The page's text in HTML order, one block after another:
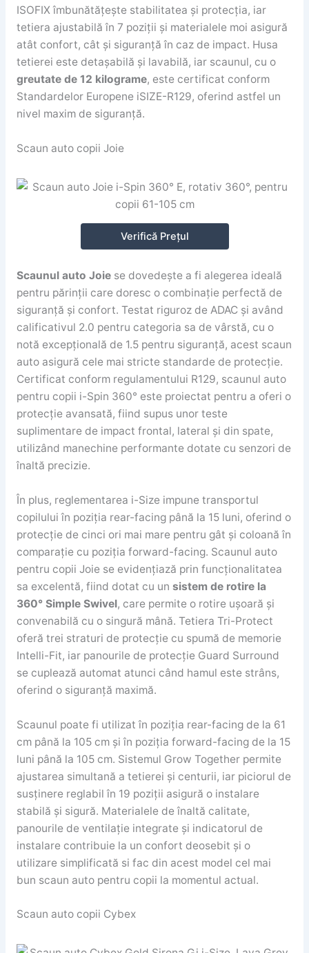
ISOFIX îmbunătățește stabilitatea și protecția, iar
tetiera ajustabilă în 7 poziții și materialele moi asigură
atât confort, cât și siguranță în caz de impact. Husa
tetierei este detașabilă și lavabilă, iar scaunul, cu o
greutate de 12 kilograme, este certificat conform
Standardelor Europene iSIZE-R129, oferind astfel un
nivel maxim de siguranță.
Scaun auto copii Joie
Verifică Prețul
Scaunul auto Joiese dovedește a fi alegerea ideală
pentru părinții care doresc o combinație perfectă de
siguranță și confort. Testat riguroz de ADAC și având
calificativul 2.0 pentru categoria sa de vârstă, cu o
notă excepțională de 1.5 pentru siguranță, acest scaun
auto asigură cele mai stricte standarde de protecție.
Certificat conform regulamentului R129, scaunul auto
pentru copii i-Spin 360° este proiectat pentru a oferi o
protecție avansată, fiind supus unor teste
suplimentare de impact frontal, lateral și din spate,
utilizând manechine performante dotate cu senzori de
înaltă precizie.
În plus, reglementarea i-Size impune transportul
copilului în poziția rear-facing până la 15 luni, oferind o
protecție de cinci ori mai mare pentru gât și coloană în
comparație cu poziția forward-facing. Scaunul auto
pentru copii Joie se evidențiază prin funcționalitatea
sa excelentă, fiind dotat cu un sistem de rotire la
360° Simple Swivel, care permite o rotire ușoară și
convenabilă cu o singură mână. Tetiera Tri-Protect
oferă trei straturi de protecție cu spumă de memorie
Intelli-Fit, iar panourile de protecție Guard Surround
se cuplează automat atunci când hamul este strâns,
oferind o siguranță maximă.
Scaunul poate fi utilizat în poziția rear-facing de la 61
cm până la 105 cm și în poziția forward-facing de la 15
luni până la 105 cm. Sistemul Grow Together permite
ajustarea simultană a tetierei și centurii, iar piciorul de
susținere reglabil în 19 poziții asigură o instalare
stabilă și sigură. Materialele de înaltă calitate,
panourile de ventilație integrate și indicatorul de
instalare contribuie la un confort deosebit și o
utilizare simplificată si fac din acest model cel mai
bun scaun auto pentru copii la momentul actual.
Scaun auto copii Cybex